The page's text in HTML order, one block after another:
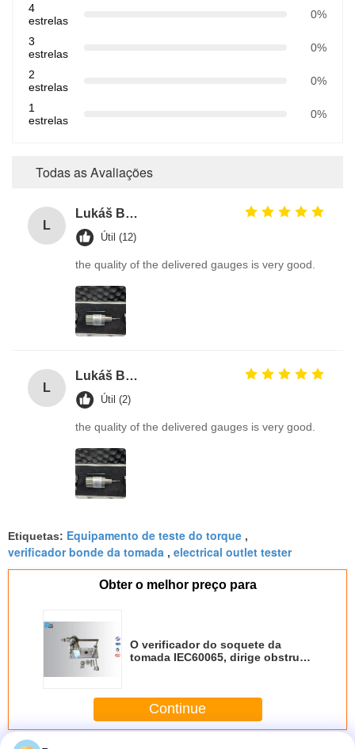
4
estrelas
0%
3
estrelas
0%
2
estrelas
0%
1
estrelas
0%
Todas as Avaliações
L
Lukáš Burda
Útil (12)
the quality of the delivered gauges is very good.
L
Lukáš Burda
Útil (2)
the quality of the delivered gauges is very good.
Etiquetas: Equipamento de teste do torque ,
verificador bonde da tomada , electrical outlet tester
Obter o melhor preço para
O verificador do soquete da
tomada IEC60065, dirige obstrui
Continue